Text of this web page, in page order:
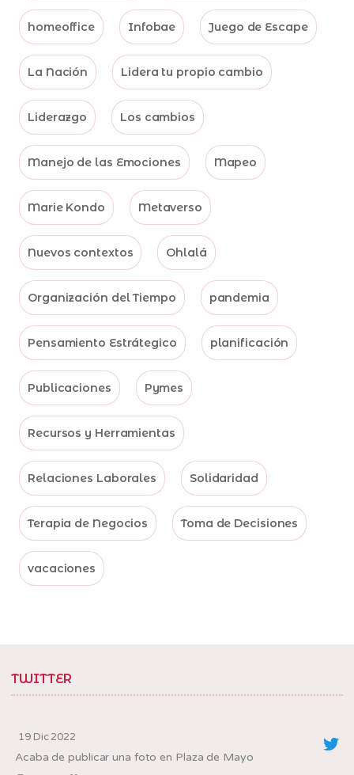
homeoffice Infobae Juego de Escape
La Nación Lidera tu propio cambio
Liderazgo Los cambios
Manejo de las Emociones Mapeo
Marie Kondo Metaverso
Nuevos contextos Ohlalá
Organización del Tiempo pandemia
Pensamiento Estrátegico planificación
Publicaciones Pymes
Recursos y Herramientas
Relaciones Laborales Solidaridad
Terapia de Negocios Toma de Decisiones
vacaciones
TWITTER
19 Dic 2022
Acaba de publicar una foto en Plaza de Mayo